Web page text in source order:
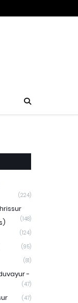
(224)
(148)
(124)
(95)
(81)
-
(47)
(47)